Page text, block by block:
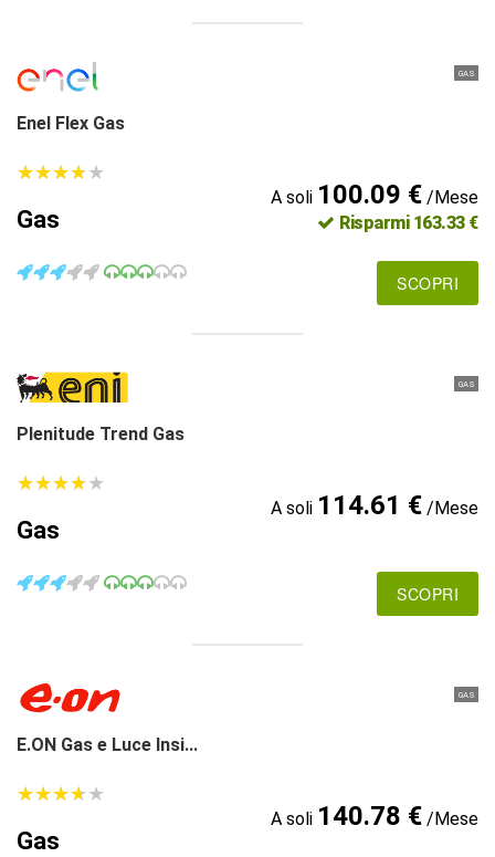
GAS
Enel Flex Gas
★★★★★
★★★★★
Gas
A soli 100.09 €/Mese
Risparmi 163.33 €
SCOPRI
GAS
Plenitude Trend Gas
★★★★★
★★★★★
Gas
A soli 114.61 €/Mese
SCOPRI
GAS
E.ON Gas e Luce Insi...
★★★★★
★★★★★
Gas
A soli 140.78 €/Mese